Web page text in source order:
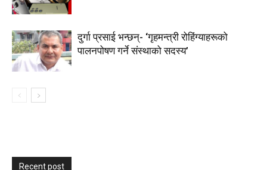
दुर्गा प्रसाई भन्छन्- ‘गृहमन्त्री रोहिंग्याहरूको
पालनपोषण गर्ने संस्थाको सदस्य’
Recent post